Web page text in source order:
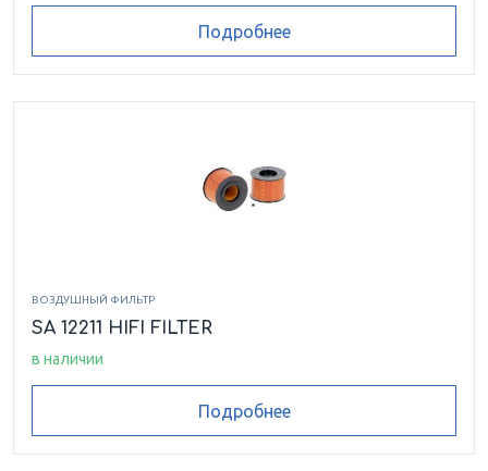
Подробнее
ВОЗДУШНЫЙ ФИЛЬТР
SA 12211 HIFI FILTER
в наличии
Подробнее